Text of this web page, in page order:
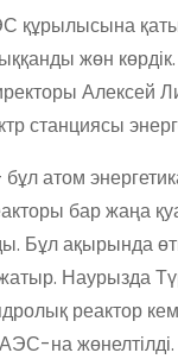
құрылысына
жөн
Алексей
станциясы
атом
бар жаңа
Бұл ақырында
Наурызда
реактор
на